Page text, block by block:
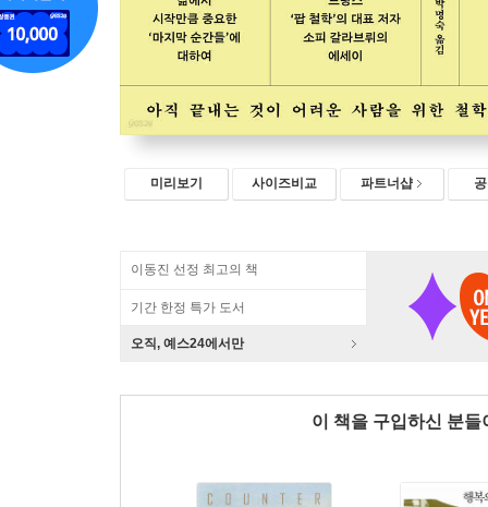
미리보기 사이즈비교 파트너샵
이동진 선정 최고의 책
기간 한정 특가 도서
오직, 예스24에서만
이 책을 구입하신 분